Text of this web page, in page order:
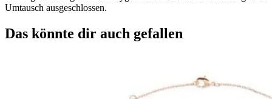
Umtausch ausgeschlossen.
Das könnte dir auch gefallen